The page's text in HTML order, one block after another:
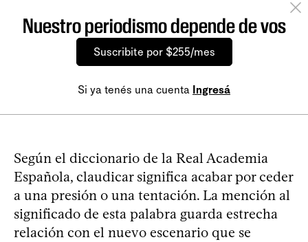
Nuestro periodismo depende de vos
Suscribite por $255/mes
Si ya tenés una cuenta Ingresá
Según el diccionario de la Real Academia
Española, claudicar significa acabar por ceder
a una presión o una tentación. La mención al
significado de esta palabra guarda estrecha
relación con el nuevo escenario que se